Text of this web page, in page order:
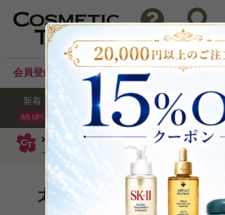
コスメデコルテ クリーム
【数量限
ーン アクティブ リニュー クリーム30ml
問い合わせ 検索
会員登録後のお買い物でポイントプレゼント！
新着
8/5 UP!
セール ランキング ブ
太古の植物の恵がみなぎ